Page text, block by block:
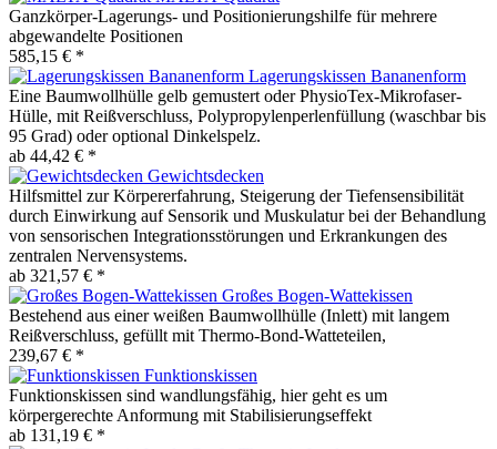
Ganzkörper-Lagerungs- und Positionierungshilfe für mehrere
abgewandelte Positionen
585,15 € *
Lagerungskissen Bananenform
Eine Baumwollhülle gelb gemustert oder PhysioTex-Mikrofaser-
Hülle, mit Reißverschluss, Polypropylenperlenfüllung (waschbar bis
95 Grad) oder optional Dinkelspelz.
ab 44,42 € *
Gewichtsdecken
Hilfsmittel zur Körpererfahrung, Steigerung der Tiefensensibilität
durch Einwirkung auf Sensorik und Muskulatur bei der Behandlung
von sensorischen Integrationsstörungen und Erkrankungen des
zentralen Nervensystems.
ab 321,57 € *
Großes Bogen-Wattekissen
Bestehend aus einer weißen Baumwollhülle (Inlett) mit langem
Reißverschluss, gefüllt mit Thermo-Bond-Watteteilen,
239,67 € *
Funktionskissen
Funktionskissen sind wandlungsfähig, hier geht es um
körpergerechte Anformung mit Stabilisierungseffekt
ab 131,19 € *